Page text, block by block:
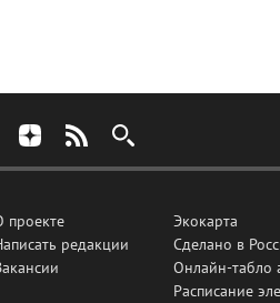
проекте
редакции
Экокарта
Сделано в
Онлайн-табло
Расписание